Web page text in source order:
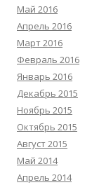
Май 2016
Апрель 2016
Март 2016
Февраль 2016
Январь 2016
Декабрь 2015
Ноябрь 2015
Октябрь 2015
Август 2015
Май 2014
Апрель 2014